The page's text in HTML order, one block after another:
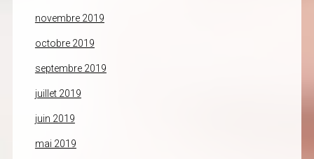
novembre 2019
octobre 2019
septembre 2019
juillet 2019
juin 2019
mai 2019